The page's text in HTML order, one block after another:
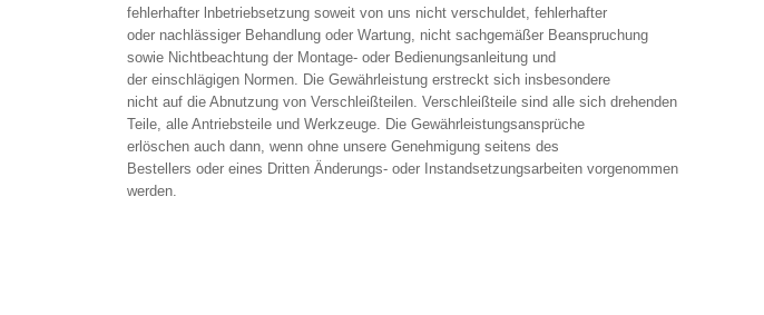
fehlerhafter lnbetriebsetzung soweit von uns nicht verschuldet, fehlerhafter
oder nachlässiger Behandlung oder Wartung, nicht sachgemäßer Beanspruchung
sowie Nichtbeachtung der Montage- oder Bedienungsanleitung und
der einschlägigen Normen. Die Gewährleistung erstreckt sich insbesondere
nicht auf die Abnutzung von Verschleißteilen. Verschleißteile sind alle sich drehenden
Teile, alle Antriebsteile und Werkzeuge. Die Gewährleistungsansprüche
erlöschen auch dann, wenn ohne unsere Genehmigung seitens des
Bestellers oder eines Dritten Änderungs- oder Instandsetzungsarbeiten vorgenommen
werden.